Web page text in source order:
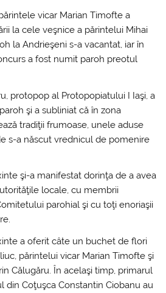
vicar Marian Timofte a
la cele veşnice a părintelui Mihai
la Andrieşeni s-a vacantat, iar în
a fost numit paroh preotul
protopop al Protopopiatului I Iaşi, a
şi a subliniat că în zona
tradiţii frumoase, unele aduse
s-a născut vrednicul de pomenire
şi-a manifestat dorinţa de a avea
locale, cu membrii
parohial şi cu toţi enoriaşii
a oferit câte un buchet de flori
părintelui vicar Marian Timofte şi
Călugăru. În acelaşi timp, primarul
din Coţuşca Constantin Ciobanu au